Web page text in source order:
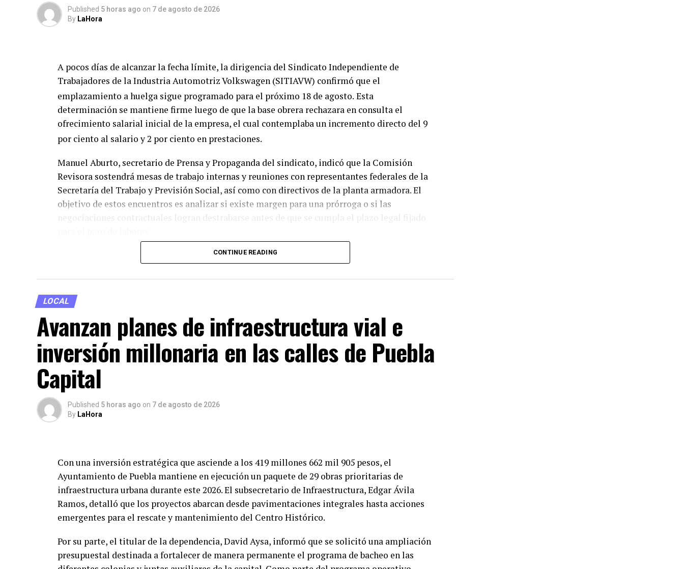
Published 5 horas ago on 7 de agosto de 2026
By LaHora
A pocos días de alcanzar la fecha límite, la dirigencia del Sindicato Independiente de
Trabajadores de la Industria Automotriz Volkswagen (SITIAVW) confirmó que el
emplazamiento a huelga sigue programado para el próximo 18 de agosto. Esta
determinación se mantiene firme luego de que la base obrera rechazara en consulta el
ofrecimiento salarial inicial de la empresa, el cual contemplaba un incremento directo del 9
por ciento al salario y 2 por ciento en prestaciones.
Manuel Aburto, secretario de Prensa y Propaganda del sindicato, indicó que la Comisión
Revisora sostendrá mesas de trabajo internas y reuniones con representantes federales de la
Secretaría del Trabajo y Previsión Social, así como con directivos de la planta armadora. El
objetivo de estos encuentros es analizar si existe margen para una prórroga o si las
negociaciones contractuales logran destrabarse antes de que se cumpla el plazo legal fijado
En tanto, directivos de Volkswagen de México han emitido llamados públicos a la base
futuro financiero común. Mientras las posturas de ambas partes se mantienen en una fase
crítica de diálogo, miles de familias poblanas y sectores económicos dependientes de la
industria automotriz se mantendrán a la expectativa de los acuerdos que se logren concretar
en la mesa de negociación.
CONTINUE READING
LOCAL
Avanzan planes de infraestructura vial e
inversión millonaria en las calles de Puebla
Capital
Published 5 horas ago on 7 de agosto de 2026
By LaHora
Con una inversión estratégica que asciende a los 419 millones 662 mil 905 pesos, el
Ayuntamiento de Puebla mantiene en ejecución un paquete de 29 obras prioritarias de
infraestructura urbana durante este 2026. El subsecretario de Infraestructura, Edgar Ávila
Ramos, detalló que los proyectos abarcan desde pavimentaciones integrales hasta acciones
emergentes para el rescate y mantenimiento del Centro Histórico.
Por su parte, el titular de la dependencia, David Aysa, informó que se solicitó una ampliación
presupuestal destinada a fortalecer de manera permanente el programa de bacheo en las